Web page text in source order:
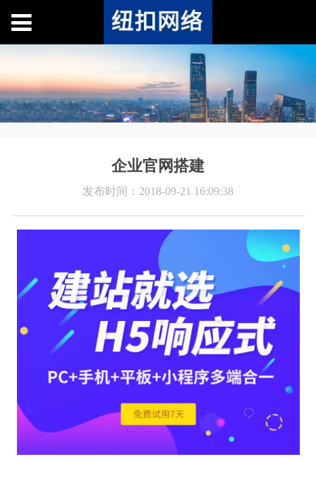
企业官网搭建
发布时间：2018-09-21 16:09:38